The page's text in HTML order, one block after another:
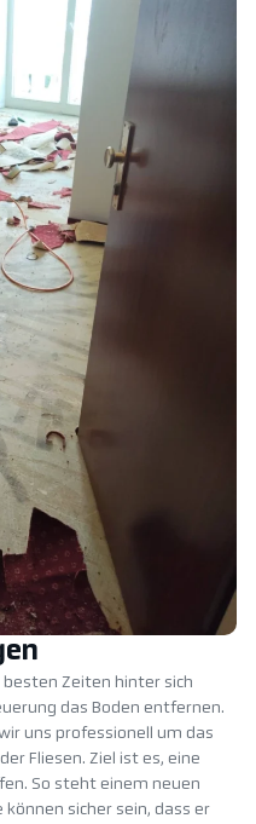
Zeiten hinter sich
das Boden entfernen.
uns professionell um das
Fliesen. Ziel ist es, eine
So steht einem neuen
können sicher sein, dass er